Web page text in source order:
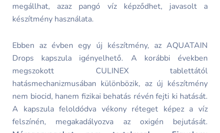
megállhat, azaz pangó víz képződhet, javasolt a
készítmény használata.
Ebben az évben egy új készítmény, az AQUATAIN
Drops kapszula igényelhető. A korábbi években
megszokott CULINEX tablettától
hatásmechanizmusában különbözik, az új készítmény
nem biocid, hanem fizikai behatás révén fejti ki hatását.
A kapszula feloldódva vékony réteget képez a víz
felszínén, megakadályozva az oxigén bejutását.